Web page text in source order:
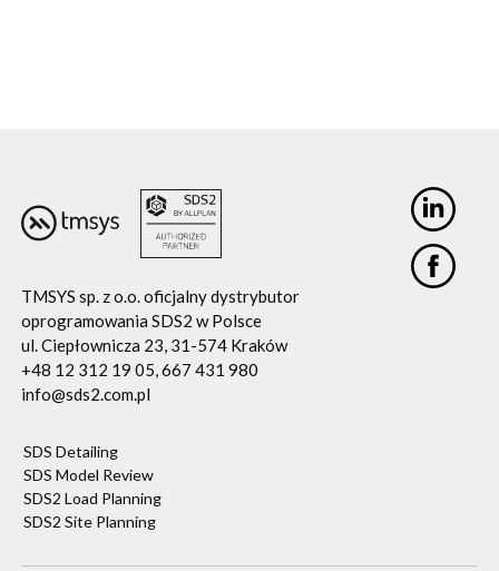
TMSYS sp. z o.o. oficjalny dystrybutor
oprogramowania SDS2 w Polsce
ul. Ciepłownicza 23, 31-574 Kraków
+48 12 312 19 05, 667 431 980
info@sds2.com.pl
SDS Detailing
SDS Model Review
SDS2 Load Planning
SDS2 Site Planning